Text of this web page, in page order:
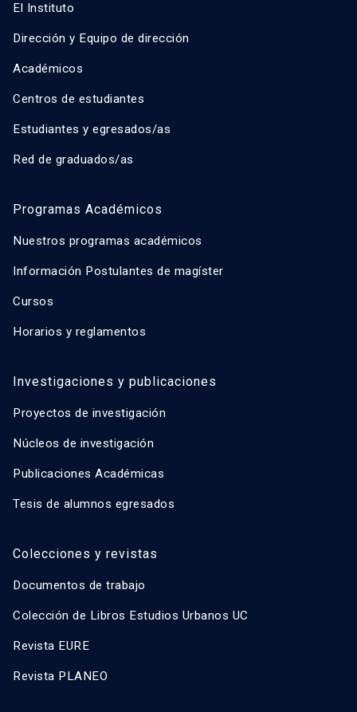
El Instituto
Dirección y Equipo de dirección
Académicos
Centros de estudiantes
Estudiantes y egresados/as
Red de graduados/as
Programas Académicos
Nuestros programas académicos
Información Postulantes de magíster
Cursos
Horarios y reglamentos
Investigaciones y publicaciones
Proyectos de investigación
Núcleos de investigación
Publicaciones Académicas
Tesis de alumnos egresados
Colecciones y revistas
Documentos de trabajo
Colección de Libros Estudios Urbanos UC
Revista EURE
Revista PLANEO